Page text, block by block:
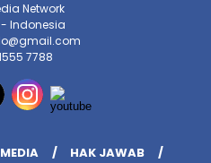
Network
Indonesia
7788
HAK JAWAB